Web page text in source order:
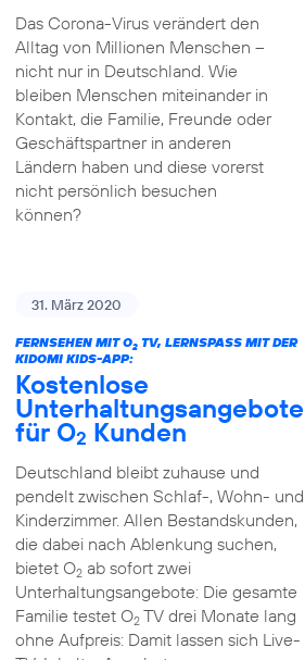
Das Corona-Virus verändert den
Alltag von Millionen Menschen –
nicht nur in Deutschland. Wie
bleiben Menschen miteinander in
Kontakt, die Familie, Freunde oder
Geschäftspartner in anderen
Ländern haben und diese vorerst
nicht persönlich besuchen
können?
31. März 2020
FERNSEHEN MIT O2TV, LERNSPASS MIT DER K
IDOMI KIDS-APP:
Kostenlose
Unterhaltungsangebote
für O2 Kunden
Deutschland bleibt zuhause und
pendelt zwischen Schlaf-, Wohn- und
Kinderzimmer. Allen Bestandskunden,
die dabei nach Ablenkung suchen,
bietet O2ab sofort zwei
Unterhaltungsangebote: Die gesamte
Familie testet O2TV drei Monate lang
ohne Aufpreis: Damit lassen sich Live-